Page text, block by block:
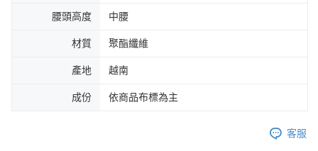
腰頭高度 中腰
材質 聚酯纖維
產地 越南
成份 依商品布標為主
客服